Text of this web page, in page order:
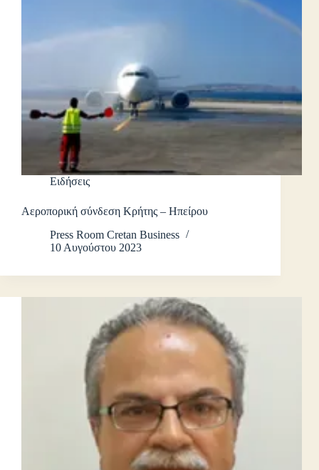
Ειδήσεις
Αεροπορική σύνδεση Κρήτης – Ηπείρου
Press Room Cretan Business
10 Αυγούστου 2023